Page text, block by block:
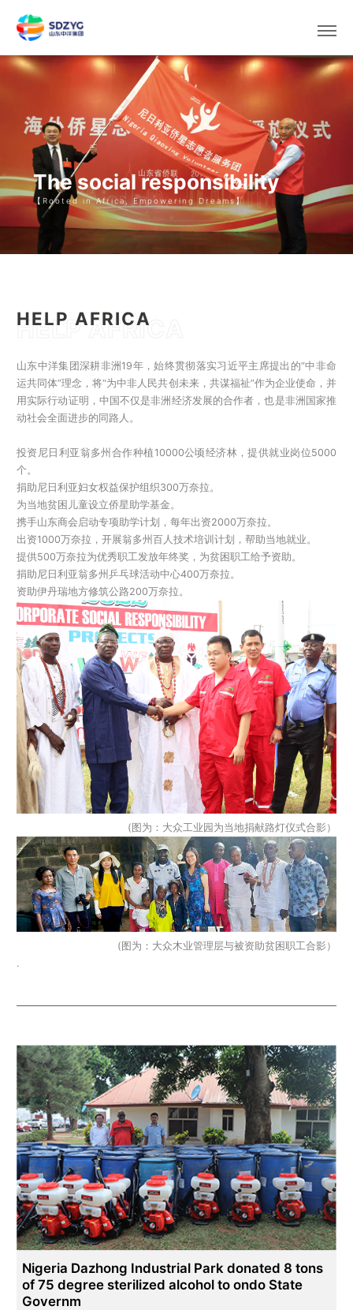
The social responsibility
【Rooted in Africa, Empowering Dreams】
HELP AFRICA
HELP AFRICA
山东中洋集团深耕非洲19年，始终贯彻落实习近平主席提出的“中非命
运共同体”理念，将“为中非人民共创未来，共谋福祉”作为企业使命，并
用实际行动证明，中国不仅是非洲经济发展的合作者，也是非洲国家推
动社会全面进步的同路人。
投资尼日利亚翁多州合作种植10000公顷经济林，提供就业岗位5000
个。
捐助尼日利亚妇女权益保护组织300万奈拉。
为当地贫困儿童设立侨星助学基金。
携手山东商会启动专项助学计划，每年出资2000万奈拉。
出资1000万奈拉，开展翁多州百人技术培训计划，帮助当地就业。
提供500万奈拉为优秀职工发放年终奖，为贫困职工给予资助。
捐助尼日利亚翁多州乒乓球活动中心400万奈拉。
资助伊丹瑞地方修筑公路200万奈拉。
(图为：大众工业园为当地捐献路灯仪式合影）
(图为：大众木业管理层与被资助贫困职工合影）
.
Nigeria Dazhong Industrial Park donated 8 tons
of 75 degree sterilized alcohol to ondo State
Governm